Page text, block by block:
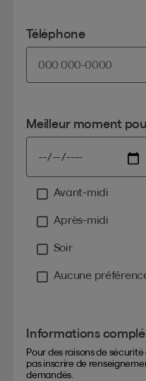
Téléphone
Meilleur moment
Avant-midi
Après-midi
Soir
Aucune
Informations
Pour des raisons de
pas inscrire de
demandés.